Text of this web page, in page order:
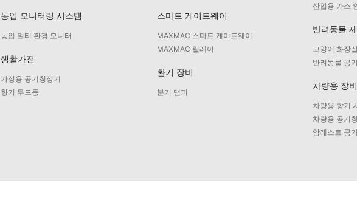
농업 모니터링 시스템
농업 멀티 환경 모니터
생활가전
가정용 공기청정기
향기 무드등
스마트 게이트웨이
MAXMAC 스마트 게이트웨이
MAXMAC 릴레이
환기 장비
분기 댐퍼
산업용 가스
반려동물
고양이 화장
반려동물 공
차량용 장
차량용 향기
차량용 공기
암레스트 공